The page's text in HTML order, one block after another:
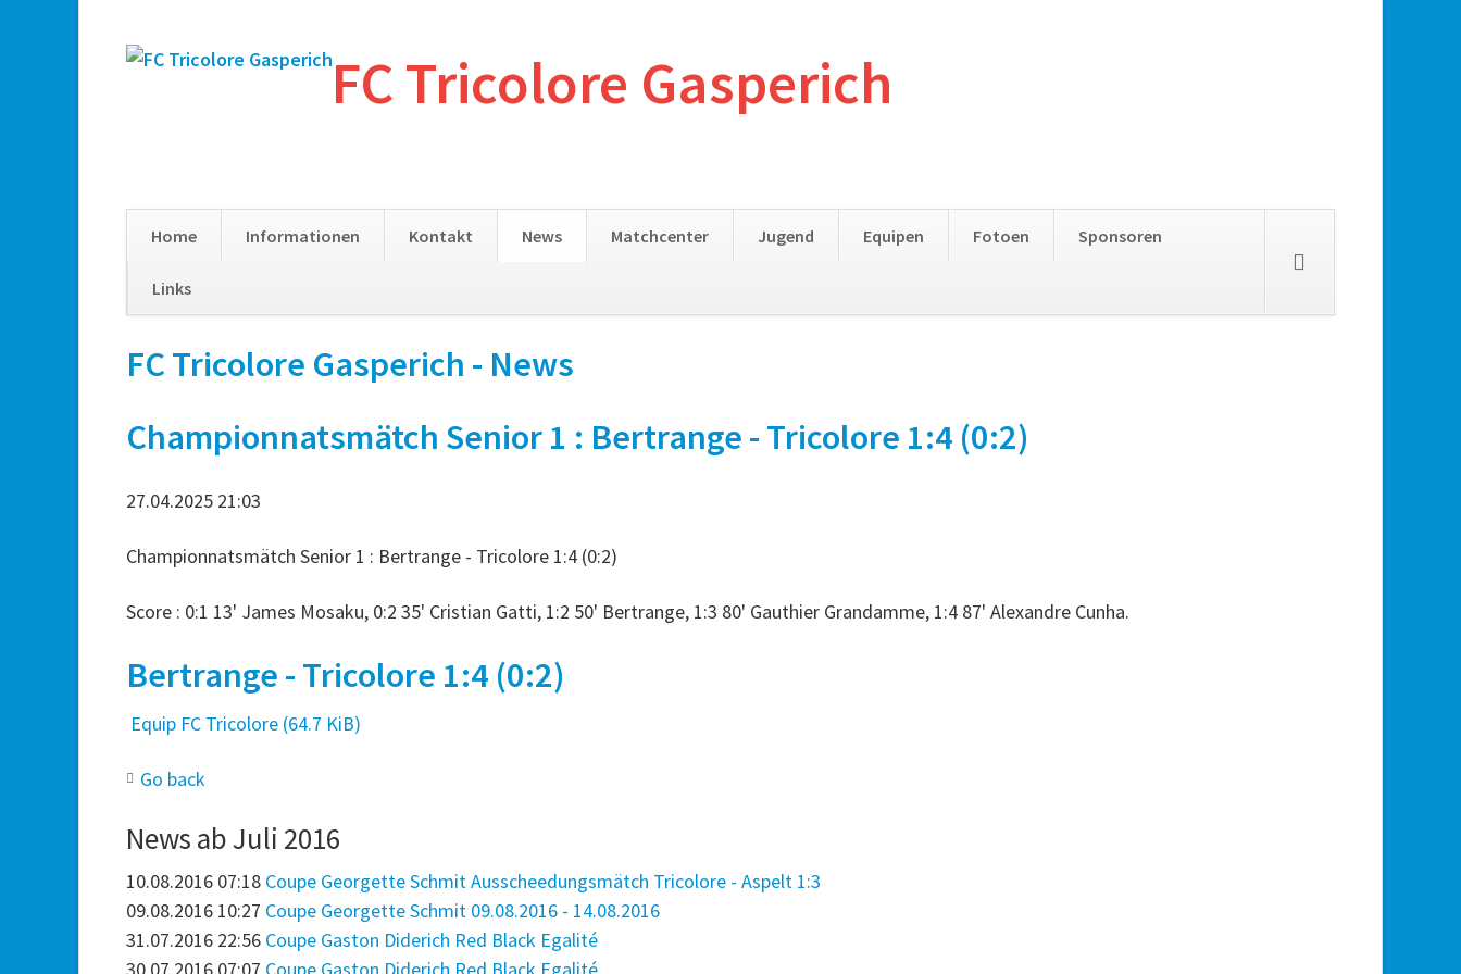
FC Tricolore Gasperich
Home Informationen Kontakt News Matchcenter Jugend Equipen Fotoen Sponsoren
Links
navigation
FC Tricolore Gasperich - News
Championnatsmätch Senior 1 : Bertrange - Tricolore 1:4 (0:2)
27.04.2025 21:03
Championnatsmätch Senior 1 : Bertrange - Tricolore 1:4 (0:2)
Score : 0:1 13' James Mosaku, 0:2 35' Cristian Gatti, 1:2 50' Bertrange, 1:3 80' Gauthier Grandamme, 1:4 87' Alexandre Cunha.
Bertrange - Tricolore 1:4 (0:2)
Equip FC Tricolore (64.7 KiB)
Go back
News ab Juli 2016
10.08.2016 07:18 Coupe Georgette Schmit Ausscheedungsmätch Tricolore - Aspelt 1:3
09.08.2016 10:27 Coupe Georgette Schmit 09.08.2016 - 14.08.2016
31.07.2016 22:56 Coupe Gaston Diderich Red Black Egalité
30.07.2016 07:07 Coupe Gaston Diderich Red Black Egalité